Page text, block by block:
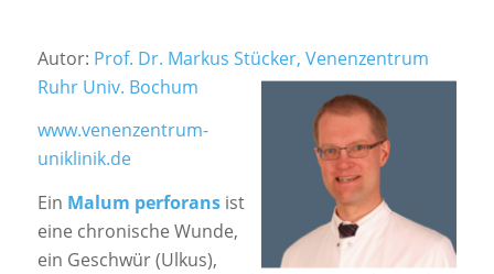
Autor: Prof. Dr. Markus Stücker, Venenzentrum
Ruhr Univ. Bochum
www.venenzentrum-
uniklinik.de
Ein Malum perforansist
eine chronische Wunde,
ein Geschwür (Ulkus),